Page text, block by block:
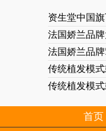
资生堂中国
法国娇兰品
法国娇兰品
传统植发模
传统植发模
首页